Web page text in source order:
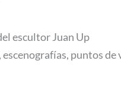
escultor Juan Up
puntos